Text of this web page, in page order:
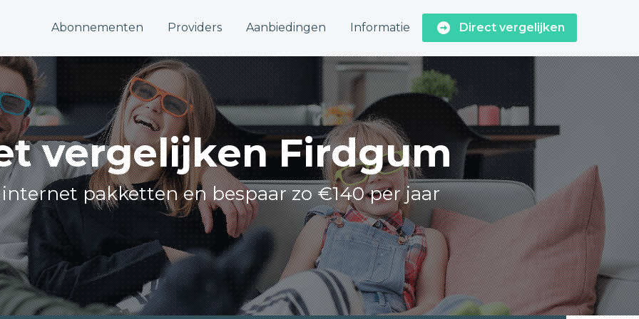
Abonnementen Providers Aanbiedingen Informatie Direct vergelijken
vergelijken Firdgum
pakketten en bespaar zo €140 per jaar